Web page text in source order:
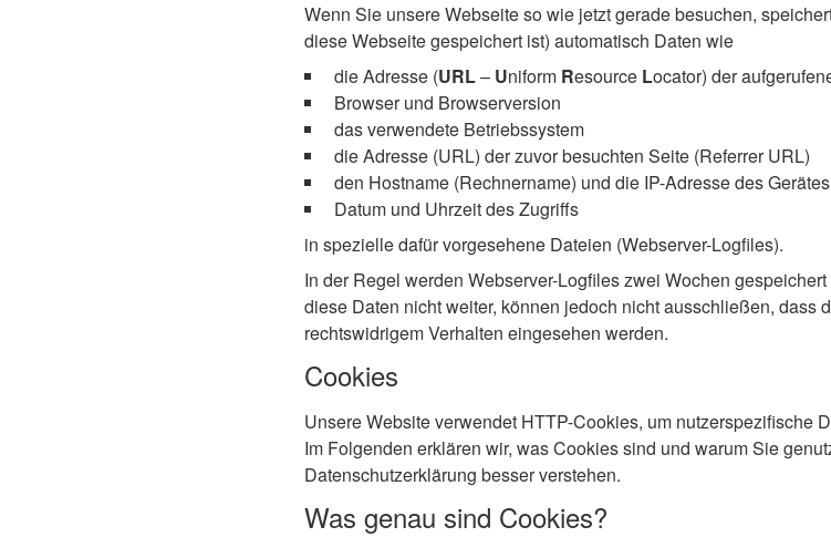
Wenn Sie unsere Webseite so wie jetzt gerade besuchen,
diese Webseite gespeichert ist) automatisch Daten wie
die Adresse (URL– Uniform Resource Locator) der
Browser und Browserversion
das verwendete Betriebssystem
die Adresse (URL) der zuvor besuchten Seite (Referrer URL)
den Hostname (Rechnername) und die IP-Adresse des
Datum und Uhrzeit des Zugriffs
in spezielle dafür vorgesehene Dateien (Webserver-Logfiles).
In der Regel werden Webserver-Logfiles zwei Wochen
diese Daten nicht weiter, können jedoch nicht ausschließen, dass
rechtswidrigem Verhalten eingesehen werden.
Cookies
Unsere Website verwendet HTTP-Cookies, um nutzerspezifische
Im Folgenden erklären wir, was Cookies sind und warum Sie
Datenschutzerklärung besser verstehen.
Was genau sind Cookies?